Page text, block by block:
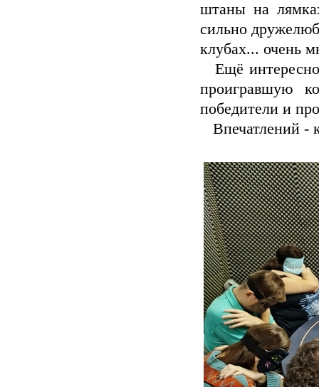
штаны на
сильно
клубах... очень
Ещё
проигравшую
победители и
Впечатлений -